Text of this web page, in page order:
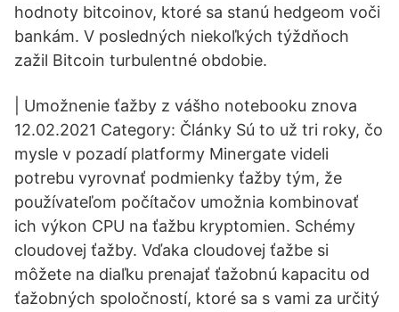
hodnoty bitcoinov, ktoré sa stanú hedgeom voči
bankám. V posledných niekoľkých týždňoch
zažil Bitcoin turbulentné obdobie.
| Umožnenie ťažby z vášho notebooku znova
12.02.2021 Category: Články Sú to už tri roky, čo
mysle v pozadí platformy Minergate videli
potrebu vyrovnať podmienky ťažby tým, že
používateľom počítačov umožnia kombinovať
ich výkon CPU na ťažbu kryptomien. Schémy
cloudovej ťažby. Vďaka cloudovej ťažbe si
môžete na diaľku prenajať ťažobnú kapacitu od
ťažobných spoločností, ktoré sa s vami za určitý